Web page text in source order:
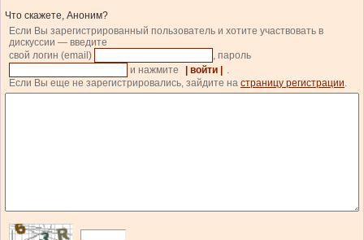
Что скажете, Аноним?
Если Вы зарегистрированный пользователь и хотите участвовать в
дискуссии — введите
свой логин (email)
, пароль
и нажмите
| войти |
.
Если Вы еще не зарегистрировались, зайдите на страницу регистрации.